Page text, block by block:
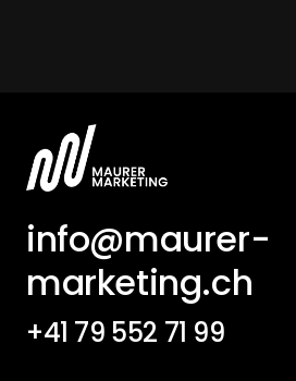
info@maurer-
marketing.ch
+41 79 552 71 99